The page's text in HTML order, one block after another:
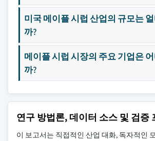
미국 메이플 시럽 산업의 규모는
까?
메이플 시럽 시장의 주요 기업은
까?
연구 방법론, 데이터 소스 및 검증
이 보고서는 직접적인 산업 대화, 독자적인